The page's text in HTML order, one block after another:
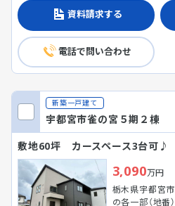
資料請求する
電話で問い合わせ
新築一戸建て
宇都宮市雀の宮５期２棟
敷地60坪 カースペース3台可♪
3,090万円
栃木県宇都宮
の各一部（地番）